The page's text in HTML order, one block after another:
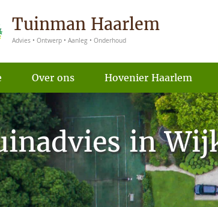
Tuinman Haarlem
Advies • Ontwerp • Aanleg • Onderhoud
Over ons Hovenier Haarlem
in